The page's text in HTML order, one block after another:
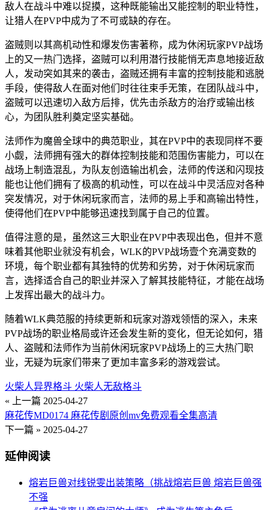
敌人在战斗中难以捉摸，这种既能输出又能控制的职业特性，
让猎人在PVP中成为了不可或缺的存在。
盗贼则以其高机动性和爆发伤害著称，成为休闲玩家PVP战场
上的又一热门选择，盗贼可以利用潜行技能悄无声息地接近敌
人，发动突如其来的袭击，盗贼还拥有丰富的控制技能和逃脱
手段，使得敌人在面对他们时往往束手无策，在团队战斗中，
盗贼可以迅速切入敌方后排，优先击杀敌方的治疗或输出核
心，为团队胜利奠定坚实基础。
法师作为魔兽全球中的典范职业，其在PVP中的表现同样不要
小觑，法师拥有强大的群体控制技能和范围伤害能力，可以在
战场上制造混乱，为队友创造输出机会，法师的传送和闪现技
能也让他们拥有了极高的机动性，可以在战斗中灵活应对各种
突发情况，对于休闲玩家而言，法师的易上手和高输出特性，
使得他们在PVP中能够迅速找到属于自己的位置。
值得注意的是，虽然这三大职业在PVP中表现出色，但并不意
味着其他职业就没有机会，WLK的PVP战场壹个充满变数的
环境，每个职业都有其独特的优势和劣势，对于休闲玩家而
言，选择适合自己的职业并深入了解其技能特征，才能在战场
上发挥出最大的战斗力。
随着WLK典范服的持续更新和玩家对游戏领悟的深入，未来
PVP战场的职业格局或许还会发生新的变化，但无论如何，猎
人、盗贼和法师作为当前休闲玩家PVP战场上的三大热门职
业，无疑为玩家们带来了更加丰富多彩的游戏尝试。
火柴人异界格斗 火柴人无敌格斗
« 上一篇 2025-04-27
麻花传MD0174 麻花传剧原创mv免费观看全集高清
下一篇 » 2025-04-27
延伸阅读
熔岩巨兽对线锐雯出装策略（挑战熔岩巨兽 熔岩巨兽强
不强